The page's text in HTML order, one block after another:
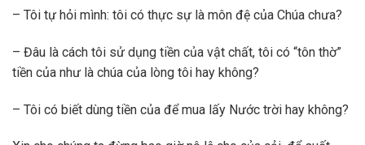
– Tôi tự hỏi mình: tôi có thực sự là môn đệ của Chúa chưa?
– Đâu là cách tôi sử dụng tiền của vật chất, tôi có “tôn thờ”
tiền của như là chúa của lòng tôi hay không?
– Tôi có biết dùng tiền của để mua lấy Nước trời hay không?